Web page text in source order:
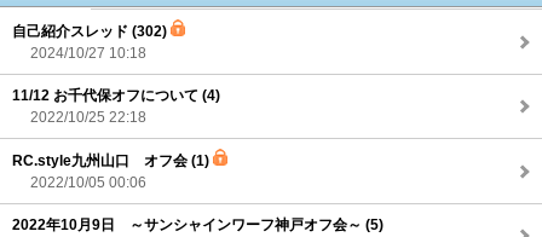
自己紹介スレッド (302)
2024/10/27 10:18
11/12 お千代保オフについて (4)
2022/10/25 22:18
RC.style九州山口 オフ会 (1)
2022/10/05 00:06
2022年10月9日 ～サンシャインワーフ神戸オフ会～ (5)